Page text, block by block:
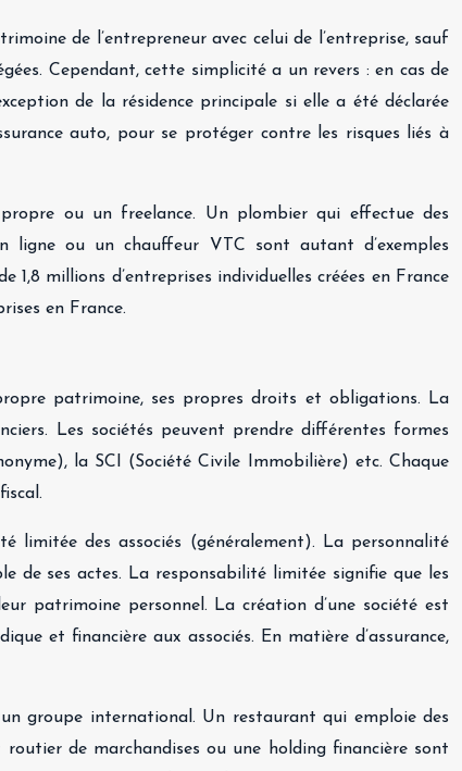
de l’entrepreneur avec celui de l’entreprise, sauf
Cependant, cette simplicité a un revers : en cas de
de la résidence principale si elle a été déclarée
auto, pour se protéger contre les risques liés à
ou un freelance. Un plombier qui effectue des
ligne ou un chauffeur VTC sont autant d’exemples
millions d’entreprises individuelles créées en France
en France.
patrimoine, ses propres droits et obligations. La
Les sociétés peuvent prendre différentes formes
la SCI (Société Civile Immobilière) etc. Chaque
limitée des associés (généralement). La personnalité
de ses actes. La responsabilité limitée signifie que les
patrimoine personnel. La création d’une société est
et financière aux associés. En matière d’assurance,
groupe international. Un restaurant qui emploie des
de marchandises ou une holding financière sont